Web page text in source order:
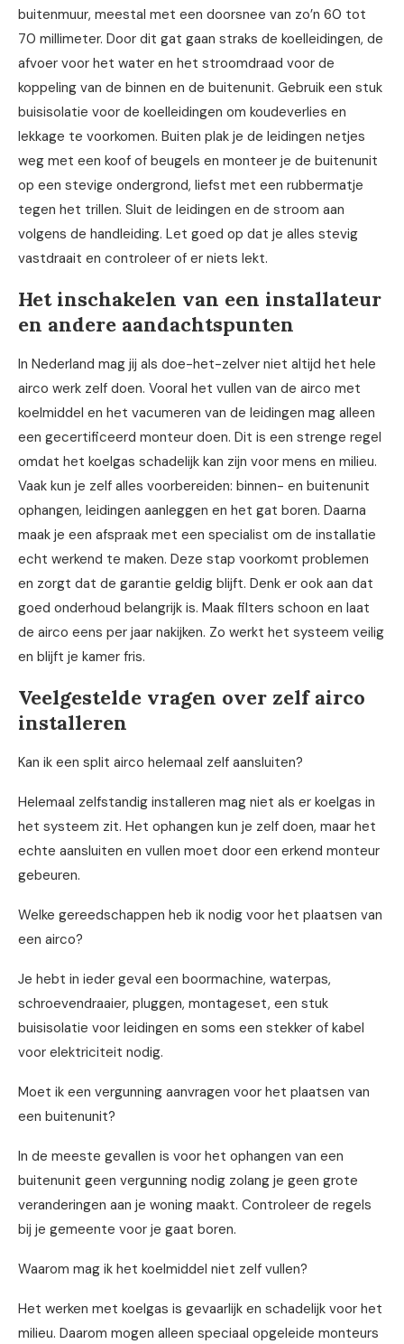
buitenmuur, meestal met een doorsnee van zo’n 60 tot
70 millimeter. Door dit gat gaan straks de koelleidingen, de
afvoer voor het water en het stroomdraad voor de
koppeling van de binnen en de buitenunit. Gebruik een stuk
buisisolatie voor de koelleidingen om koudeverlies en
lekkage te voorkomen. Buiten plak je de leidingen netjes
weg met een koof of beugels en monteer je de buitenunit
op een stevige ondergrond, liefst met een rubbermatje
tegen het trillen. Sluit de leidingen en de stroom aan
volgens de handleiding. Let goed op dat je alles stevig
vastdraait en controleer of er niets lekt.
Het inschakelen van een installateur
en andere aandachtspunten
In Nederland mag jij als doe-het-zelver niet altijd het hele
airco werk zelf doen. Vooral het vullen van de airco met
koelmiddel en het vacumeren van de leidingen mag alleen
een gecertificeerd monteur doen. Dit is een strenge regel
omdat het koelgas schadelijk kan zijn voor mens en milieu.
Vaak kun je zelf alles voorbereiden: binnen- en buitenunit
ophangen, leidingen aanleggen en het gat boren. Daarna
maak je een afspraak met een specialist om de installatie
echt werkend te maken. Deze stap voorkomt problemen
en zorgt dat de garantie geldig blijft. Denk er ook aan dat
goed onderhoud belangrijk is. Maak filters schoon en laat
de airco eens per jaar nakijken. Zo werkt het systeem veilig
en blijft je kamer fris.
Veelgestelde vragen over zelf airco
installeren
Kan ik een split airco helemaal zelf aansluiten?
Helemaal zelfstandig installeren mag niet als er koelgas in
het systeem zit. Het ophangen kun je zelf doen, maar het
echte aansluiten en vullen moet door een erkend monteur
gebeuren.
Welke gereedschappen heb ik nodig voor het plaatsen van
een airco?
Je hebt in ieder geval een boormachine, waterpas,
schroevendraaier, pluggen, montageset, een stuk
buisisolatie voor leidingen en soms een stekker of kabel
voor elektriciteit nodig.
Moet ik een vergunning aanvragen voor het plaatsen van
een buitenunit?
In de meeste gevallen is voor het ophangen van een
buitenunit geen vergunning nodig zolang je geen grote
veranderingen aan je woning maakt. Controleer de regels
bij je gemeente voor je gaat boren.
Waarom mag ik het koelmiddel niet zelf vullen?
Het werken met koelgas is gevaarlijk en schadelijk voor het
milieu. Daarom mogen alleen speciaal opgeleide monteurs